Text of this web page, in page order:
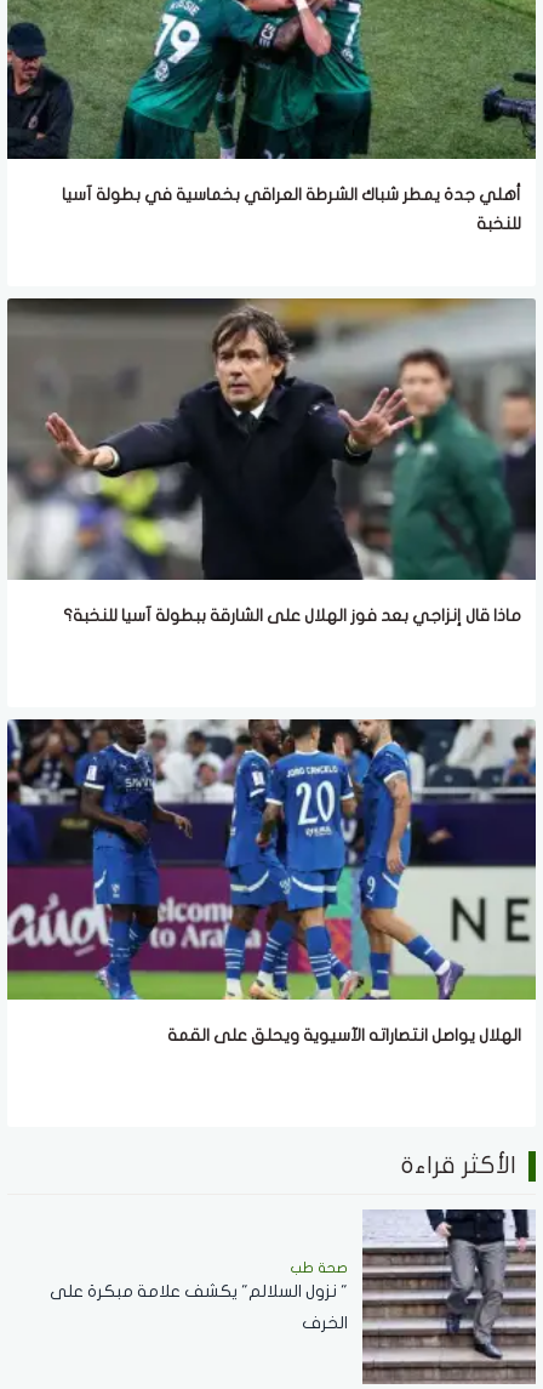
أهلي جدة يمطر شباك الشرطة العراقي بخماسية في بطولة آسيا
للنخبة
ماذا قال إنزاجي بعد فوز الهلال على الشارقة ببطولة آسيا للنخبة؟
الهلال يواصل انتصاراته الآسيوية ويحلق على القمة
الأكثر قراءة
صحة طب
" نزول السلالم" يكشف علامة مبكرة على
الخرف